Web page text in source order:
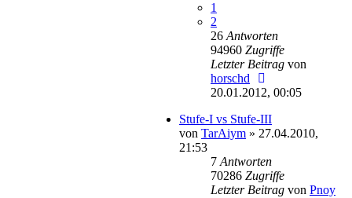
1
2
26 Antworten
94960 Zugriffe
Letzter Beitrag von
horschd
20.01.2012, 00:05
Stufe-I vs Stufe-III
von TarAiym » 27.04.2010,
21:53
7 Antworten
70286 Zugriffe
Letzter Beitrag von Pnoy